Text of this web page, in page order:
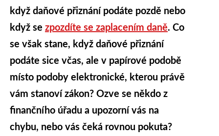
když daňové přiznání podáte pozdě nebo
když se zpozdíte se zaplacením daně. Co
se však stane, když daňové přiznání
podáte sice včas, ale v papírové podobě
místo podoby elektronické, kterou právě
vám stanoví zákon? Ozve se někdo z
finančního úřadu a upozorní vás na
chybu, nebo vás čeká rovnou pokuta?